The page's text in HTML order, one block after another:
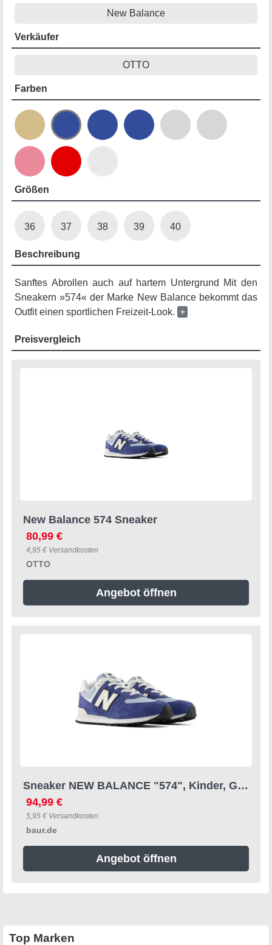
New Balance
Verkäufer
OTTO
Farben
Größen
36 37 38 39 40
Beschreibung
Sanftes Abrollen auch auf hartem Untergrund Mit den
Sneakern »574« der Marke New Balance bekommt das
Outfit einen sportlichen Freizeit-Look. +
Preisvergleich
New Balance 574 Sneaker
80,99 €
4,95 € Versandkosten
OTTO
Angebot öffnen
Sneaker NEW BALANCE "574", Kinder, Gr. 39, magic blau, Leder, Synthetik, Textil, Schuhe Sneaker
94,99 €
5,95 € Versandkosten
baur.de
Angebot öffnen
Top Marken